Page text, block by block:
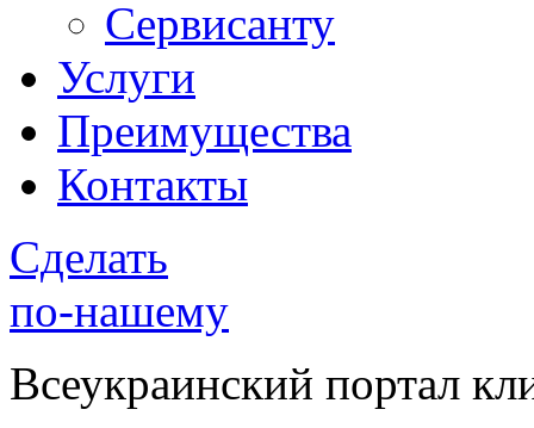
Сервисанту
Услуги
Преимущества
Контакты
Сделать
по-нашему
Всеукраинский портал